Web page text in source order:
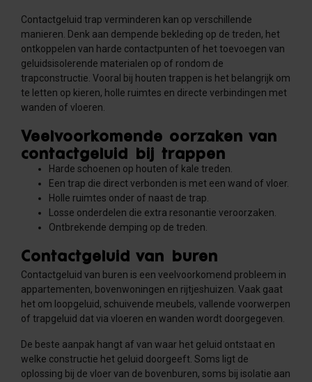
Contactgeluid trap verminderen kan op verschillende
manieren. Denk aan dempende bekleding op de treden, het
ontkoppelen van harde contactpunten of het toevoegen van
geluidsisolerende materialen op of rondom de
trapconstructie. Vooral bij houten trappen is het belangrijk om
te letten op kieren, holle ruimtes en directe verbindingen met
wanden of vloeren.
Veelvoorkomende oorzaken van
contactgeluid bij trappen
Harde schoenen op houten of kale treden.
Een trap die direct verbonden is met een wand of vloer.
Holle ruimtes onder of naast de trap.
Losse onderdelen die extra resonantie veroorzaken.
Ontbrekende demping op de treden.
Contactgeluid van buren
Contactgeluid van buren is een veelvoorkomend probleem in
appartementen, bovenwoningen en rijtjeshuizen. Vaak gaat
het om loopgeluid, schuivende meubels, vallende voorwerpen
of trapgeluid dat via vloeren en wanden wordt doorgegeven.
De beste aanpak hangt af van waar het geluid ontstaat en
welke constructie het geluid doorgeeft. Soms ligt de
oplossing bij de vloer van de bovenburen, soms bij isolatie aan